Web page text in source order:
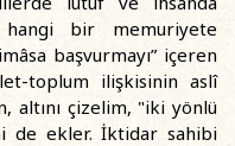
bir memuriyete
başvurmayı” içeren
toplum ilişkisinin aslî
altını çizelim, "iki yönlü
de ekler. İktidar sahibi